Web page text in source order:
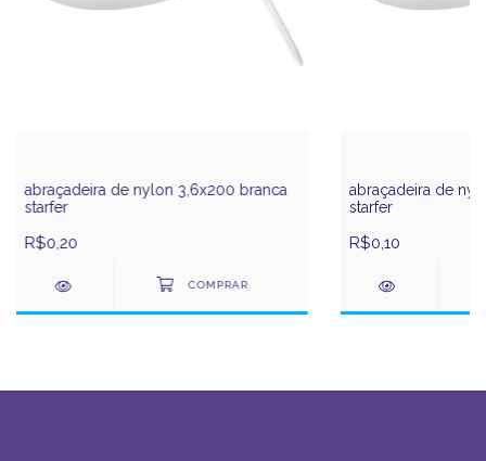
abraçadeira de nylon 3,6x200 branca
starfer
R$0,20
abraçadeira de
starfer
R$0,10